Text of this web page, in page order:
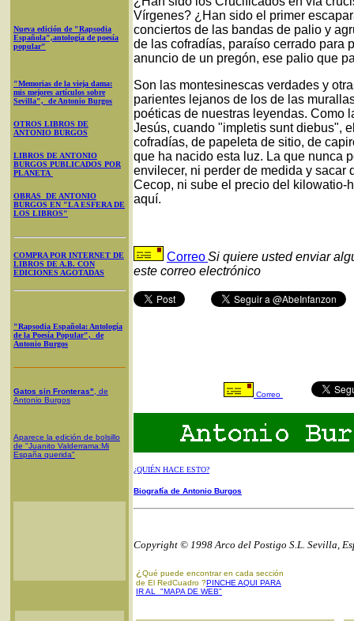
Nueva edición de "Rapsodia
Española",antología de poesía
popular"
"Memorias de la vieja dama:
mis mejores artículos sobre
Sevilla", de Antonio Burgos
OTROS LIBROS DE
ANTONIO BURGOS
LIBROS DE ANTONIO
BURGOS PUBLICADOS POR
PLANETA
OBRAS DE ANTONIO
BURGOS EN "LA ESFERA DE
LOS LIBROS"
COMPRA POR INTERNET DE
LIBROS DE A.B. CON
EDICIONES AGOTADAS
"Rapsodia Española: Antología
de la Poesía Popular", de
Antonio Burgos
Gatos sin Fronteras" , de
Antonio Burgos
Aparece la edición de bolsillo
de "Juanito Valderrama:Mi
España querida"
Vírgenes? ¿Han sido el primer
conciertos de las bandas de palio y
de las cofradías, paraíso cerrado para
anuncio de un pregón, ese palio que
Son las montesinescas verdades y
parientes lejanos de los de las
poéticas de nuestras leyendas. Como
Jesús, cuando "impletis sunt diebus",
cofradías, de papeleta de sitio, de
que ha nacido esta luz. La que nunca
envilecer, ni perder de medida y
Cecop, ni sube el precio del kilowatio-
aquí.
CorreoSi quiere usted enviar
este correo electrónico
Correo
¿QUIÉN HACE ESTO?
Biografía de Antonio Burgos
Copyright © 1998 Arco del Postigo S.L. Sevilla,
¿ Qué puede encontrar en cada sección
de El RedCuadro ?PINCHE AQUI PARA
IR AL "MAPA DE WEB"